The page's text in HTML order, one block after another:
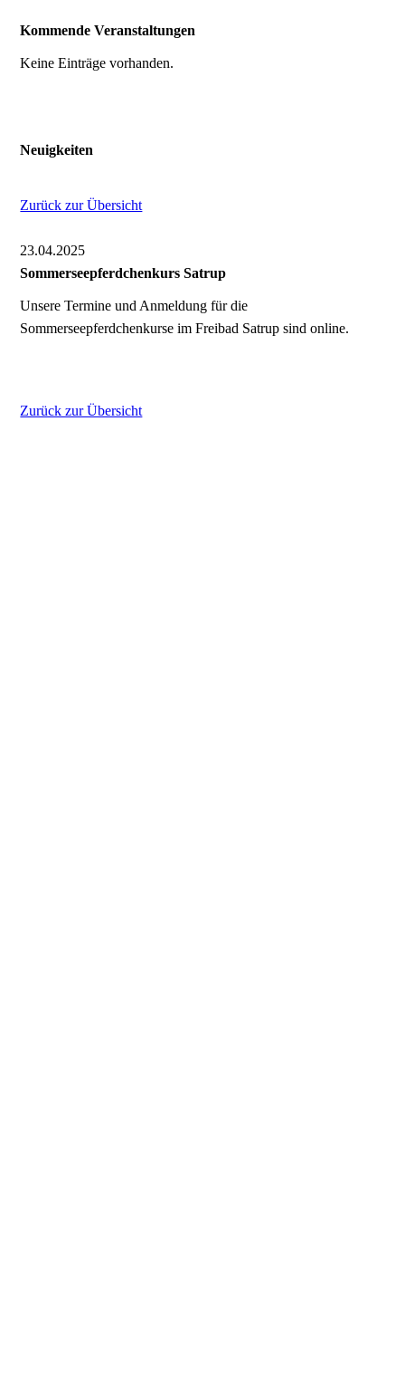
Kommende Veranstaltungen
Keine Einträge vorhanden.
Neuigkeiten
Zurück zur Übersicht
23.04.2025
Sommerseepferdchenkurs Satrup
Unsere Termine und Anmeldung für die
Sommerseepferdchenkurse im Freibad Satrup sind online.
Zurück zur Übersicht